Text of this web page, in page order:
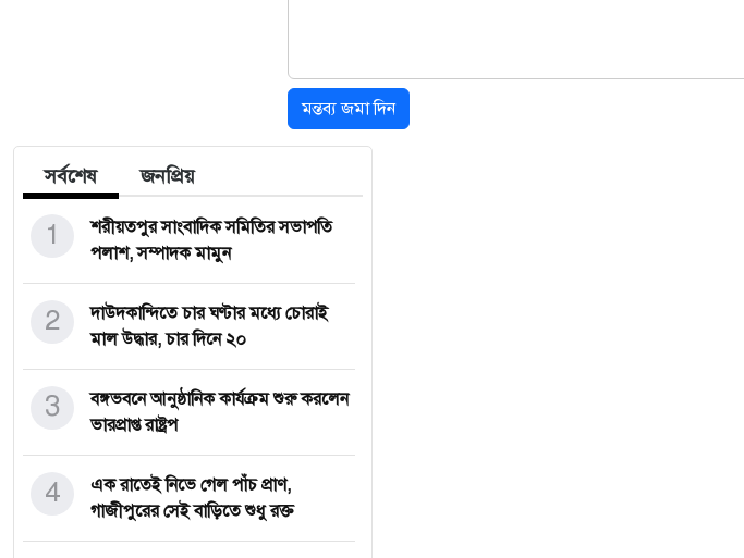
মন্তব্য জমা দিন
সর্বশেষ জনপ্রিয়
শরীয়তপুর সাংবাদিক সমিতির সভাপতি
পলাশ, সম্পাদক মামুন
1
দাউদকান্দিতে চার ঘণ্টার মধ্যে চোরাই
মাল উদ্ধার, চার দিনে ২০
2
বঙ্গভবনে আনুষ্ঠানিক কার্যক্রম শুরু করলেন
ভারপ্রাপ্ত রাষ্ট্রপ
3
এক রাতেই নিভে গেল পাঁচ প্রাণ,
গাজীপুরের সেই বাড়িতে শুধু রক্ত
4